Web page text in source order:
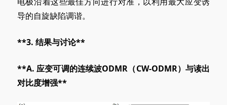
导的自旋缺陷调谐。
**3. 结果与讨论**
**A. 应变可调的连续波ODMR（CW-ODMR）与读出
对比度增强**